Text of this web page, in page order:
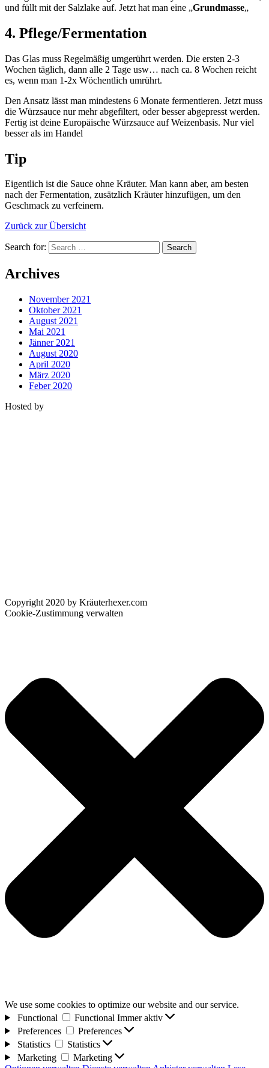
und füllt mit der Salzlake auf. Jetzt hat man eine „Grundmasse„
4. Pflege/Fermentation
Das Glas muss Regelmäßig umgerührt werden. Die ersten 2-3
Wochen täglich, dann alle 2 Tage usw… nach ca. 8 Wochen reicht
es, wenn man 1-2x Wöchentlich umrührt.
Den Ansatz lässt man mindestens 6 Monate fermentieren. Jetzt muss
die Würzsauce nur mehr abgefiltert, oder besser abgepresst werden.
Fertig ist deine Europäische Würzsauce auf Weizenbasis. Nur viel
besser als im Handel
Tip
Eigentlich ist die Sauce ohne Kräuter. Man kann aber, am besten
nach der Fermentation, zusätzlich Kräuter hinzufügen, um den
Geschmack zu verfeinern.
Zurück zur Übersicht
Search for:
Archives
November 2021
Oktober 2021
August 2021
Mai 2021
Jänner 2021
August 2020
April 2020
März 2020
Feber 2020
Hosted by
Copyright 2020 by Kräuterhexer.com
Cookie-Zustimmung verwalten
We use some cookies to optimize our website and our service.
Functional
Functional Immer aktiv
Preferences
Preferences
Statistics
Statistics
Marketing
Marketing